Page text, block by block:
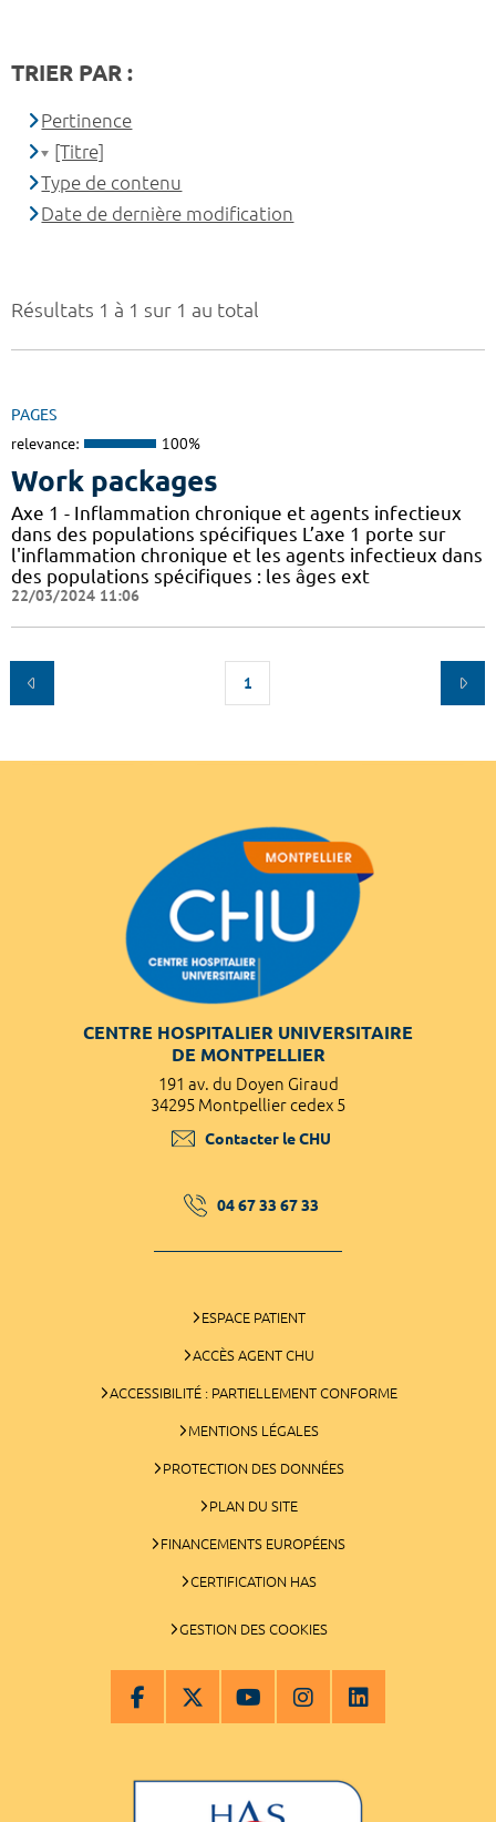
Résultats 1 à 1 sur 1 au total
PAGES
relevance: 100%
Work packages
Axe 1 - Inflammation chronique et agents infectieux
dans des populations spécifiques L’axe 1 porte sur
l'inflammation chronique et les agents infectieux dans
des populations spécifiques : les âges ext
22/03/2024 11:06
1
TRIER PAR :
Pertinence
[Titre]
Type de contenu
Date de dernière modification
CENTRE HOSPITALIER UNIVERSITAIRE
DE MONTPELLIER
191 av. du Doyen Giraud
34295 Montpellier cedex 5
Contacter le CHU
04 67 33 67 33
ESPACE PATIENT
ACCÈS AGENT CHU
ACCESSIBILITÉ : PARTIELLEMENT CONFORME
MENTIONS LÉGALES
PROTECTION DES DONNÉES
PLAN DU SITE
FINANCEMENTS EUROPÉENS
CERTIFICATION HAS
GESTION DES COOKIES